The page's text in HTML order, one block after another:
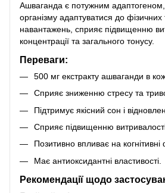
Ашваганда є потужним
організму адаптуватися до фізичних
навантажень, сприяє підвищенню
концентрації та загального тонусу.
Переваги:
500 мг екстракту ашваганди в
Сприяє зниженню стресу та
Підтримує якісний сон і
Сприяє підвищенню витривалості
Позитивно впливає на когнітивні
Має антиоксидантні властивості.
Рекомендації щодо